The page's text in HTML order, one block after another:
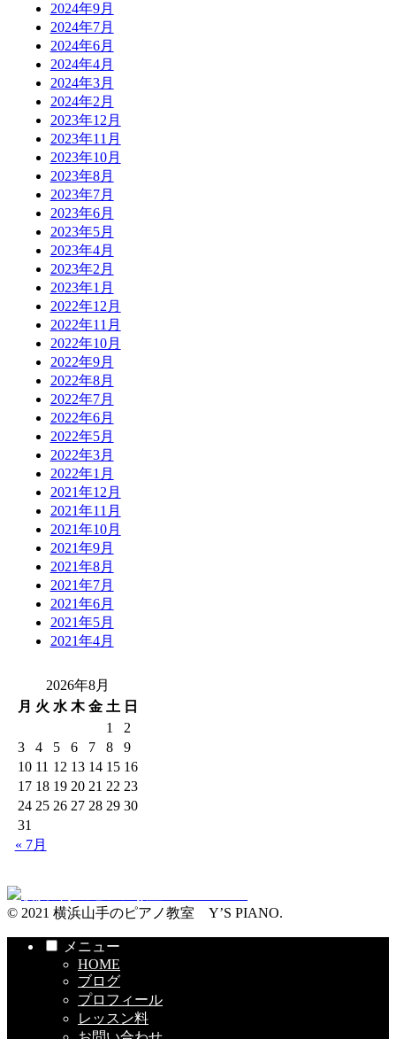
2024年9月
2024年7月
2024年6月
2024年4月
2024年3月
2024年2月
2023年12月
2023年11月
2023年10月
2023年8月
2023年7月
2023年6月
2023年5月
2023年4月
2023年2月
2023年1月
2022年12月
2022年11月
2022年10月
2022年9月
2022年8月
2022年7月
2022年6月
2022年5月
2022年3月
2022年1月
2021年12月
2021年11月
2021年10月
2021年9月
2021年8月
2021年7月
2021年6月
2021年5月
2021年4月
2026年8月
月 火 水 木 金 土 日
1
2
3
4 5 6 7 8
9
10 11 12 13 14 15 16
17 18 19 20 21 22 23
24 25 26 27 28 29 30
31
« 7月
© 2021 横浜山手のピアノ教室 Y’S PIANO.
メニュー
HOME
ブログ
プロフィール
レッスン料